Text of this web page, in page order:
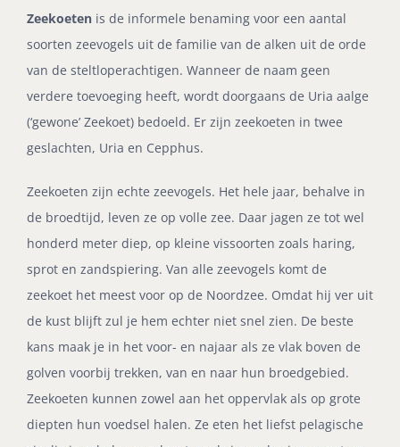
Zeekoetenis de informele benaming voor een aantal
soorten zeevogels uit de familie van de alken uit de orde
van de steltloperachtigen. Wanneer de naam geen
verdere toevoeging heeft, wordt doorgaans de Uria aalge
(‘gewone’ Zeekoet) bedoeld. Er zijn zeekoeten in twee
geslachten, Uria en Cepphus.
Zeekoeten zijn echte zeevogels. Het hele jaar, behalve in
de broedtijd, leven ze op volle zee. Daar jagen ze tot wel
honderd meter diep, op kleine vissoorten zoals haring,
sprot en zandspiering. Van alle zeevogels komt de
zeekoet het meest voor op de Noordzee. Omdat hij ver uit
de kust blijft zul je hem echter niet snel zien. De beste
kans maak je in het voor- en najaar als ze vlak boven de
golven voorbij trekken, van en naar hun broedgebied.
Zeekoeten kunnen zowel aan het oppervlak als op grote
diepten hun voedsel halen. Ze eten het liefst pelagische